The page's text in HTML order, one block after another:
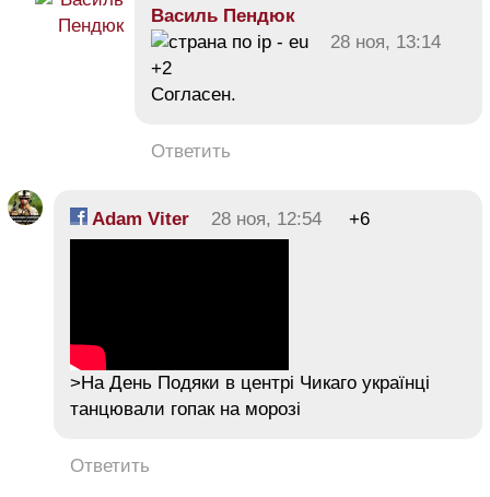
Василь Пендюк
28 ноя, 13:14
+2
Согласен.
Ответить
Adam Viter 28 ноя, 12:54 +6
>На День Подяки в центрі Чикаго українці
танцювали гопак на морозі
Ответить